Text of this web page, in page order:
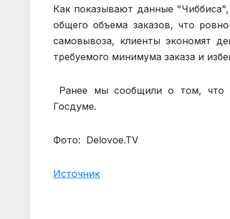
Как показывают данные
общего объема заказов, что
самовывоза, клиенты экономят
требуемого минимума заказа и
Ранее мы сообщили о том, что
Госдуме.
Фото: Delovoe.TV
Источник